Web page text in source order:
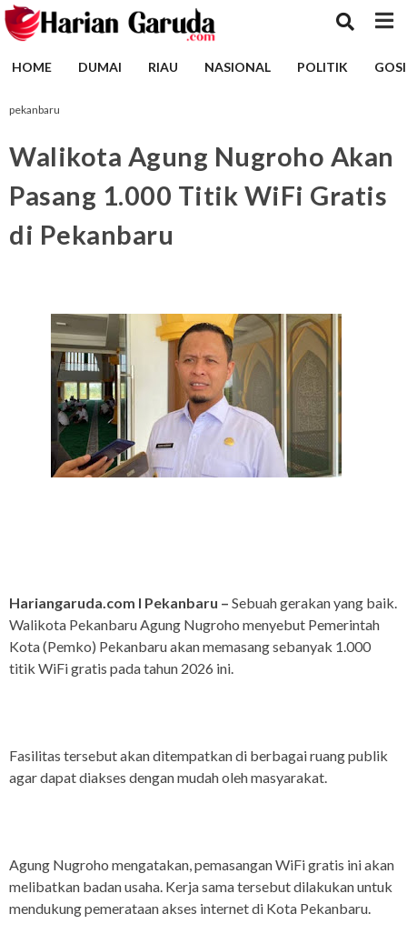
HOME DUMAI RIAU NASIONAL POLITIK
pekanbaru
Walikota Agung Nugroho Akan
Pasang 1.000 Titik WiFi Gratis
di Pekanbaru
Hariangaruda.com I Pekanbaru – Sebuah gerakan yang baik.
Walikota Pekanbaru Agung Nugroho menyebut Pemerintah
Kota (Pemko) Pekanbaru akan memasang sebanyak 1.000
titik WiFi gratis pada tahun 2026 ini.
Fasilitas tersebut akan ditempatkan di berbagai ruang publik
agar dapat diakses dengan mudah oleh masyarakat.
Agung Nugroho mengatakan, pemasangan WiFi gratis ini akan
melibatkan badan usaha. Kerja sama tersebut dilakukan untuk
mendukung pemerataan akses internet di Kota Pekanbaru.